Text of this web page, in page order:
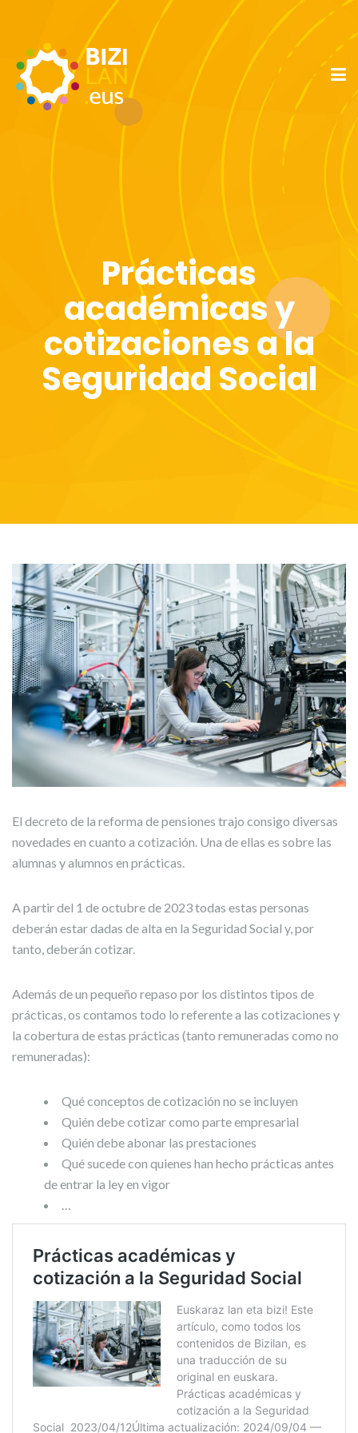
Prácticas
académicas y
cotizaciones a la
Seguridad Social
El decreto de la reforma de pensiones trajo consigo diversas
novedades en cuanto a cotización. Una de ellas es sobre las
alumnas y alumnos en prácticas.
A partir del 1 de octubre de 2023 todas estas personas
deberán estar dadas de alta en la Seguridad Social y, por
tanto, deberán cotizar.
Además de un pequeño repaso por los distintos tipos de
prácticas, os contamos todo lo referente a las cotizaciones y
la cobertura de estas prácticas (tanto remuneradas como no
remuneradas):
Qué conceptos de cotización no se incluyen
Quién debe cotizar como parte empresarial
Quién debe abonar las prestaciones
Qué sucede con quienes han hecho prácticas antes
de entrar la ley en vigor